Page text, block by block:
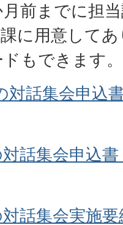
前までに担
に用意して
もできます。
対話集会申込
話集会申込
話集会実施